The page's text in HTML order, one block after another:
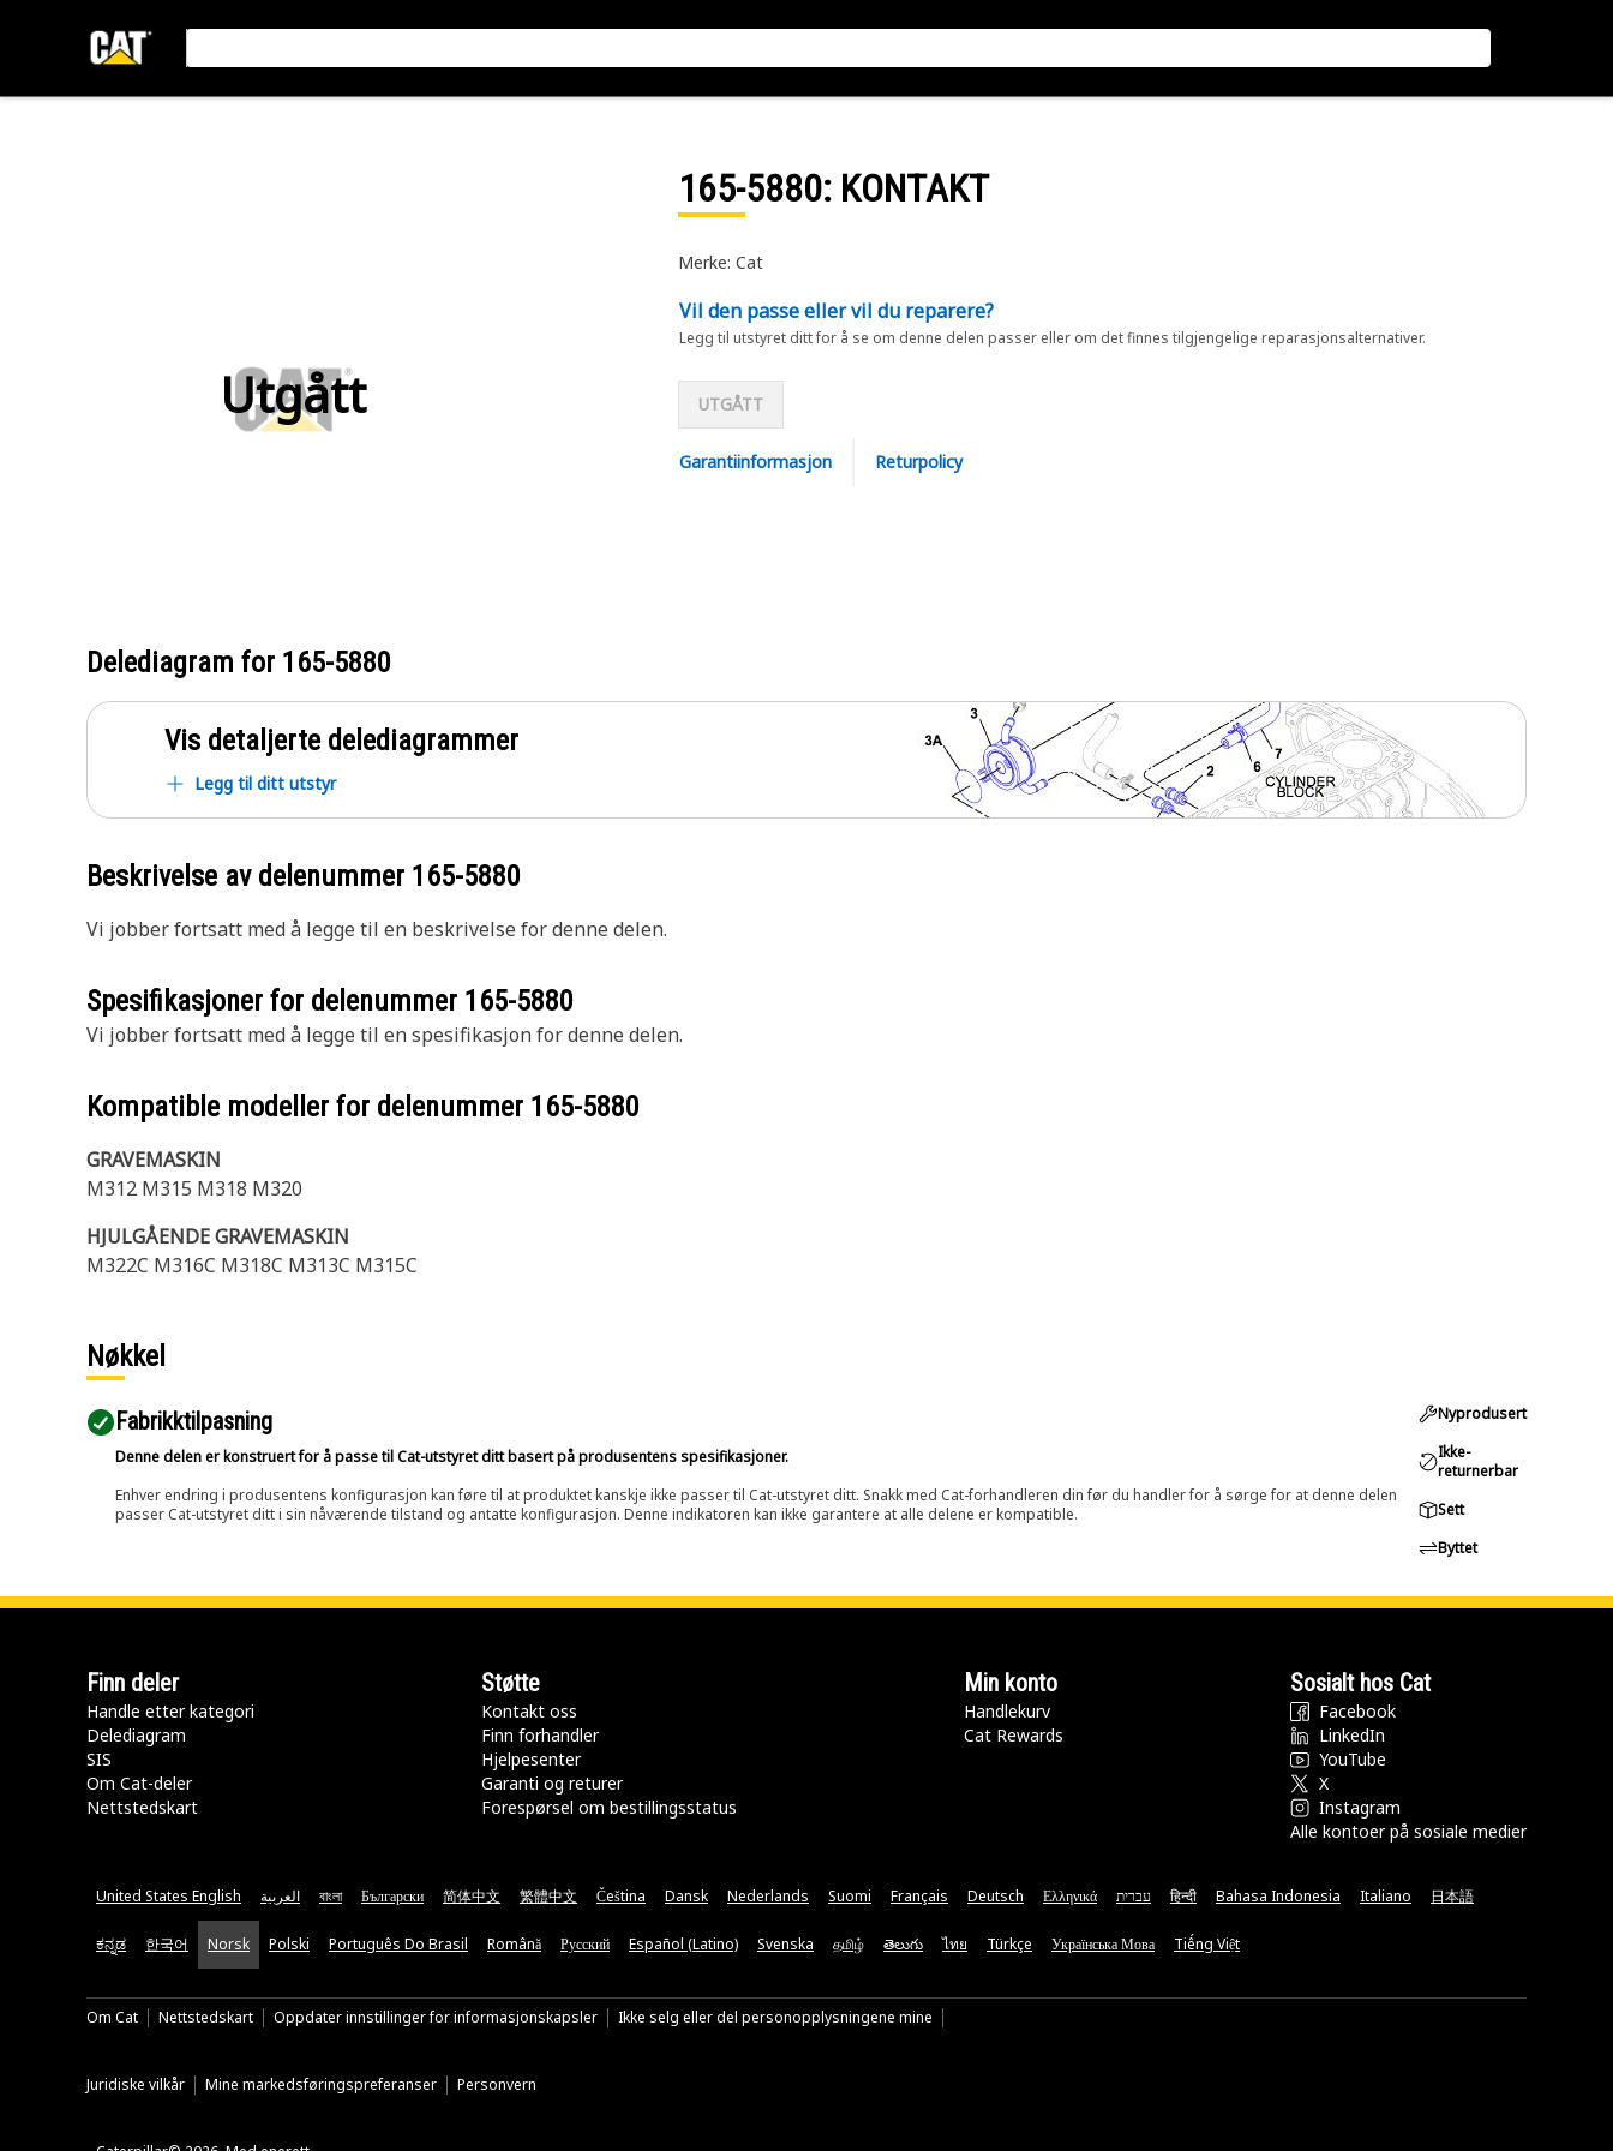
Utgått
165-5880: KONTAKT
Merke: Cat
Vil den passe eller vil du reparere?
Legg til utstyret ditt for å se om denne delen passer eller om det finnes tilgjengelige reparasjonsalternativer.
UTGÅTT
Garantiinformasjon Returpolicy
Delediagram for 165-5880
Vis detaljerte delediagrammer
Legg til ditt utstyr
Beskrivelse av delenummer 165-5880
Vi jobber fortsatt med å legge til en beskrivelse for denne delen.
Spesifikasjoner for delenummer 165-5880
Vi jobber fortsatt med å legge til en spesifikasjon for denne delen.
Kompatible modeller for delenummer 165-5880
GRAVEMASKIN
M312 M315 M318 M320
HJULGÅENDE GRAVEMASKIN
M322C M316C M318C M313C M315C
Nøkkel
Fabrikktilpasning
Denne delen er konstruert for å passe til Cat-utstyret ditt basert på produsentens spesifikasjoner.
Enhver endring i produsentens konfigurasjon kan føre til at produktet kanskje ikke passer til Cat-utstyret ditt. Snakk med Cat-forhandleren din før du handler for å sørge for at denne delen
passer Cat-utstyret ditt i sin nåværende tilstand og antatte konfigurasjon. Denne indikatoren kan ikke garantere at alle delene er kompatible.
Nyprodusert
Ikke-
returnerbar
Sett
Byttet
Finn deler
Handle etter kategori
Delediagram
SIS
Om Cat-deler
Nettstedskart
Støtte
Kontakt oss
Finn forhandler
Hjelpesenter
Garanti og returer
Forespørsel om bestillingsstatus
Min konto
Handlekurv
Cat Rewards
Sosialt hos Cat
Facebook
LinkedIn
YouTube
X
Instagram
Alle kontoer på sosiale medier
United States English العربية বাংলা Български 简体中文 繁體中文 Čeština Dansk Nederlands Suomi Français Deutsch Ελληνικά עברית हिन्दी Bahasa Indonesia Italiano 日本語
ಕನ್ನಡ 한국어 Norsk Polski Português Do Brasil Română Русский Español (Latino) Svenska தமிழ் తెలుగు ไทย Türkçe Українська Мова Tiếng Việt
Om Cat Nettstedskart Oppdater innstillinger for informasjonskapsler Ikke selg eller del personopplysningene mine
Juridiske vilkår Mine markedsføringspreferanser Personvern